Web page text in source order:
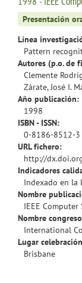
Presentación
Línea
Pattern
Autores (p.o. de
Clemente
Zárate, José I.
Año publicación:
1998
ISBN - ISSN:
0-8186-8512-3
URL fichero:
http://
Indicadores
Indexado en la
Nombre
IEEE Computer
Nombre
International
Lugar
Brisbane